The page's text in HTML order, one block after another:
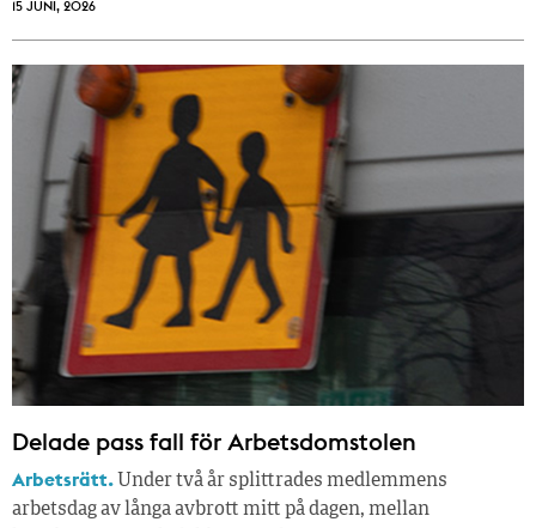
15 JUNI, 2026
Delade pass fall för Arbetsdomstolen
Arbetsrätt. Under två år splittrades medlemmens
arbetsdag av långa avbrott mitt på dagen, mellan